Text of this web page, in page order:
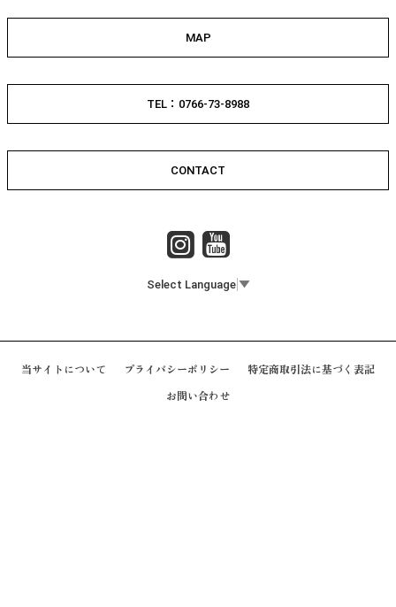
MAP
TEL：0766-73-8988
CONTACT
Select Language ▼
当サイトについて プライバシーポリシー 特定商取引法に基づく表記
お問い合わせ